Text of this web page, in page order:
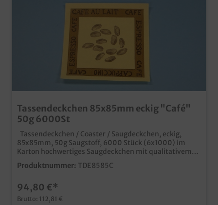
Tassendeckchen 85x85mm eckig "Café"
50g 6000St
85x85mm, 50g Saugstoff, 6000 Stück (6x1000) im
Karton hochwertiges Saugdeckchen mit qualitativem
Neutraldruck "Café" ideal für den Einsatz in
Produktnummer: TDE8585C
94,80 €*
Brutto: 112,81 €